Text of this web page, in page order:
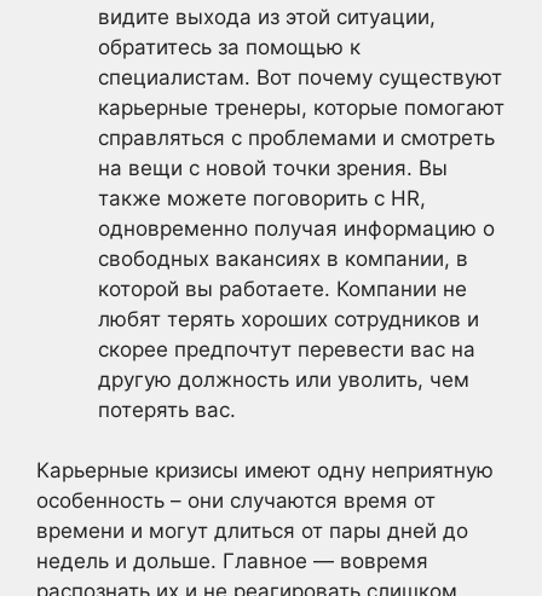
видите выхода из этой ситуации,
обратитесь за помощью к
специалистам. Вот почему существуют
карьерные тренеры, которые помогают
справляться с проблемами и смотреть
на вещи с новой точки зрения. Вы
также можете поговорить с HR,
одновременно получая информацию о
свободных вакансиях в компании, в
которой вы работаете. Компании не
любят терять хороших сотрудников и
скорее предпочтут перевести вас на
другую должность или уволить, чем
потерять вас.
Карьерные кризисы имеют одну неприятную
особенность – они случаются время от
времени и могут длиться от пары дней до
недель и дольше. Главное — вовремя
распознать их и не реагировать слишком